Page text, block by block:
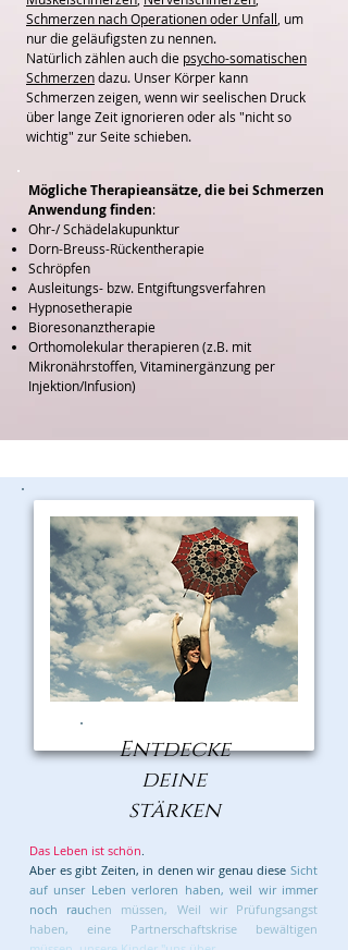
Schmerzen nach Operationen oder Unfall , um
nur die geläufigsten zu nennen.
Natürlich zählen auch die psycho-somatischen
Schmerzendazu. Unser Körper kann
Schmerzen zeigen, wenn wir seelischen Druck
über lange Zeit ignorieren oder als "nicht so
wichtig" zur Seite schieben.
Mögliche Therapieansätze, die bei Schmerzen
Anwendung finden:
Ohr-/ Schädelakupunktur
Dorn-Breuss-Rückentherapie
Schröpfen
Ausleitungs- bzw. Entgiftungsverfahren
Hypnosetherapie
Bioresonanztherapie
Orthomolekular therapieren (z.B. mit
Mikronährstoffen, Vitaminergänzung per
Injektion/Infusion)
Entdecke
deine
stärken
Das Leben ist schön.
Aber es gibt Zeiten, in denen wir genau diese Sicht
auf unser Leben verloren haben, weil wir immer
noch rauchen müssen, Weil wir Prüfungsangst
haben, eine Partnerschaftskrise bewältigen